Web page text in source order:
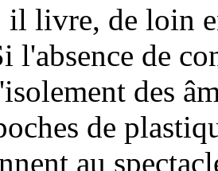
il livre, de loin
l'absence de
des
de
au